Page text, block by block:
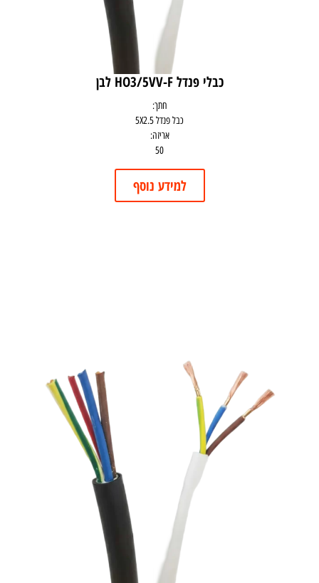
כבלי פנדל HO3/5VV-F לבן
חתך:
כבל פנדל 5X2.5
אריזה:
50
למידע נוסף